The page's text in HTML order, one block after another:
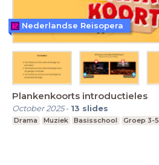
Plankenkoorts introductieles
October 2025- 13 slides
Drama Muziek Basisschool Groep 3-5
Nederlandse Reisopera